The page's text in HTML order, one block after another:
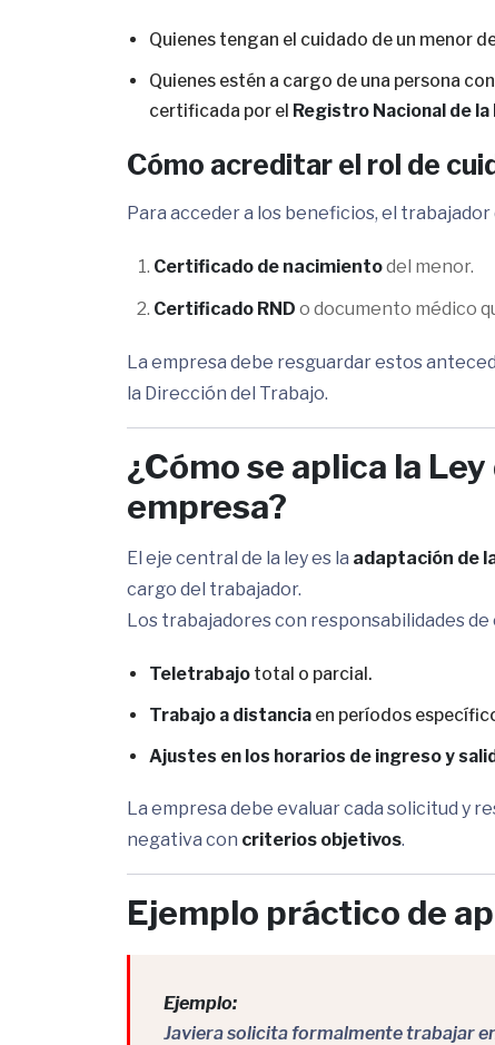
Quienes tengan el cuidado de un menor
Quienes estén a cargo de una persona
certificada por el Registro Nacional de la
Cómo acreditar el rol de
Para acceder a los beneficios, el
Certificado de nacimientodel menor.
Certificado RND o documento médico
La empresa debe resguardar estos
la Dirección del Trabajo.
¿Cómo se aplica la
empresa?
El eje central de la ley es la adaptación de
cargo del trabajador.
Los trabajadores con responsabilidades
Teletrabajo total o parcial.
Trabajo a distancia en períodos
Ajustes en los horarios de ingreso y
La empresa debe evaluar cada solicitud y
negativa con criterios objetivos.
Ejemplo práctico de
Ejemplo:
Javiera solicita formalmente trabajar